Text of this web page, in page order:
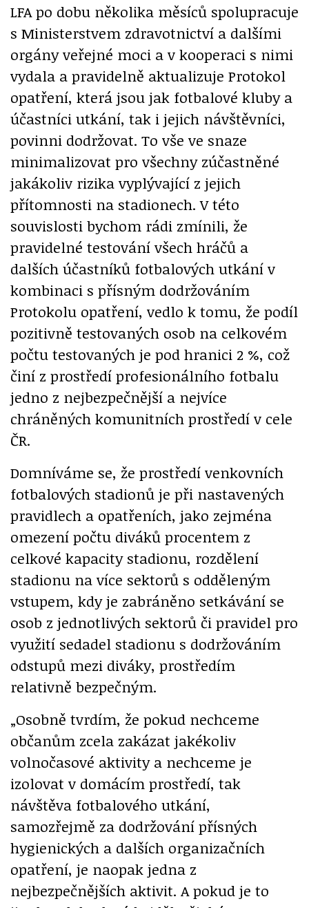
LFA po dobu několika měsíců spolupracuje
s Ministerstvem zdravotnictví a dalšími
orgány veřejné moci a v kooperaci s nimi
vydala a pravidelně aktualizuje Protokol
opatření, která jsou jak fotbalové kluby a
účastníci utkání, tak i jejich návštěvníci,
povinni dodržovat. To vše ve snaze
minimalizovat pro všechny zúčastněné
jakákoliv rizika vyplývající z jejich
přítomnosti na stadionech. V této
souvislosti bychom rádi zmínili, že
pravidelné testování všech hráčů a
dalších účastníků fotbalových utkání v
kombinaci s přísným dodržováním
Protokolu opatření, vedlo k tomu, že podíl
pozitivně testovaných osob na celkovém
počtu testovaných je pod hranici 2 %, což
činí z prostředí profesionálního fotbalu
jedno z nejbezpečnější a nejvíce
chráněných komunitních prostředí v cele
ČR.
Domníváme se, že prostředí venkovních
fotbalových stadionů je při nastavených
pravidlech a opatřeních, jako zejména
omezení počtu diváků procentem z
celkové kapacity stadionu, rozdělení
stadionu na více sektorů s odděleným
vstupem, kdy je zabráněno setkávání se
osob z jednotlivých sektorů či pravidel pro
využití sedadel stadionu s dodržováním
odstupů mezi diváky, prostředím
relativně bezpečným.
„Osobně tvrdím, že pokud nechceme
občanům zcela zakázat jakékoliv
volnočasové aktivity a nechceme je
izolovat v domácím prostředí, tak
návštěva fotbalového utkání,
samozřejmě za dodržování přísných
hygienických a dalších organizačních
opatření, je naopak jedna z
nejbezpečnějších aktivit. A pokud je to